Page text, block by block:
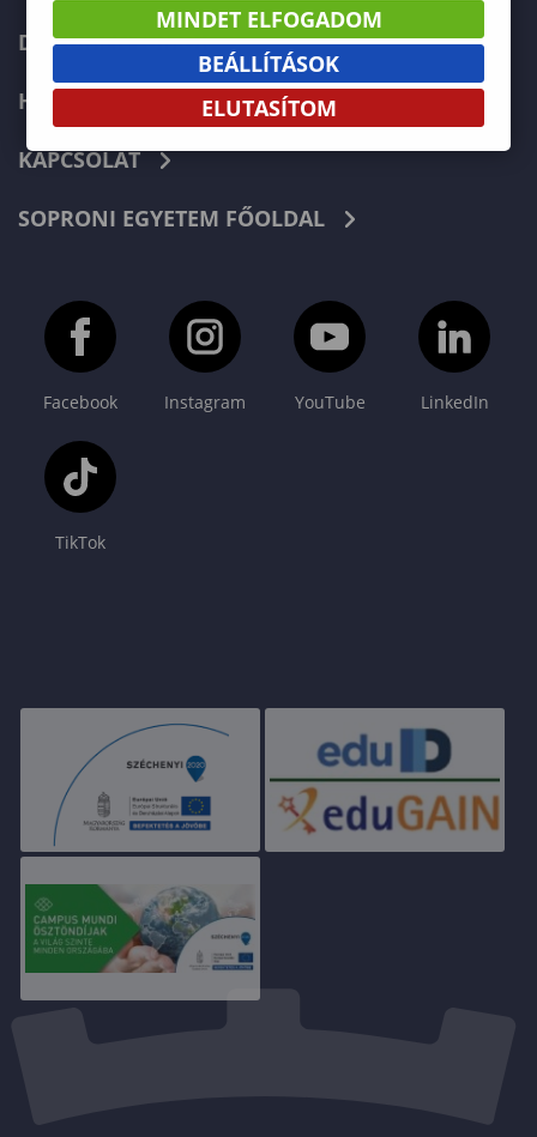
DOKUMENTUMOK
HÍREK
KAPCSOLAT
SOPRONI EGYETEM FŐOLDAL
Facebook Instagram YouTube LinkedIn
TikTok
MINDET ELFOGADOM
BEÁLLÍTÁSOK
ELUTASÍTOM